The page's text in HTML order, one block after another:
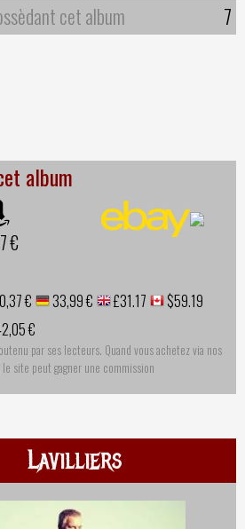
cet album
7
album
€
€ 33,99 € £31.17
$59.19
€
par ses lecteurs. Quand vous achetez via nos
site peut gagner une commission
Lavilliers